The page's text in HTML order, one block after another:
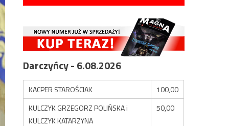
Darczyńcy - 6.08.2026
KACPER STAROŚCIAK
100,00
KULCZYK GRZEGORZ POLIŃSKA i
KULCZYK KATARZYNA
50,00